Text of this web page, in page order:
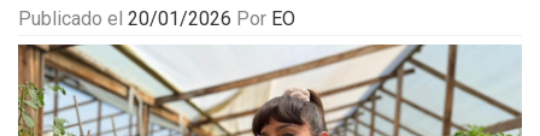
Publicado el 20/01/2026 Por EO